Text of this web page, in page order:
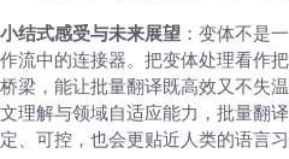
小结式感受与未来展望 ：变体不是
作流中的连接器。把变体处理看作
桥梁，能让批量翻译既高效又不失
文理解与领域自适应能力，批量翻
定、可控，也会更贴近人类的语言习